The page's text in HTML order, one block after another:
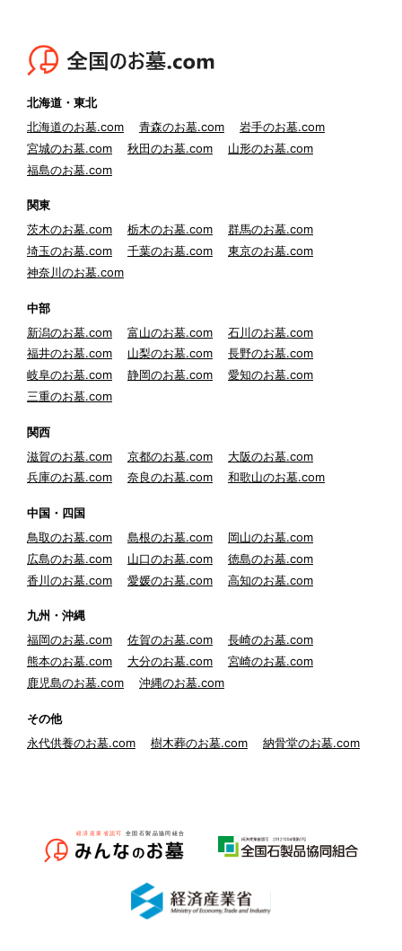
北海道・東北
北海道のお墓.com
青森のお墓.com
岩手のお墓.com
宮城のお墓.com
秋田のお墓.com
山形のお墓.com
福島のお墓.com
関東
茨木のお墓.com
栃木のお墓.com
群馬のお墓.com
埼玉のお墓.com
千葉のお墓.com
東京のお墓.com
神奈川のお墓.com
中部
新潟のお墓.com
富山のお墓.com
石川のお墓.com
福井のお墓.com
山梨のお墓.com
長野のお墓.com
岐阜のお墓.com
静岡のお墓.com
愛知のお墓.com
三重のお墓.com
関西
滋賀のお墓.com
京都のお墓.com
大阪のお墓.com
兵庫のお墓.com
奈良のお墓.com 和歌山のお墓.com
中国・四国
鳥取のお墓.com
島根のお墓.com
岡山のお墓.com
広島のお墓.com
山口のお墓.com
徳島のお墓.com
香川のお墓.com
愛媛のお墓.com 高知のお墓.com
九州・沖縄
福岡のお墓.com
佐賀のお墓.com
長崎のお墓.com
熊本のお墓.com
大分のお墓.com
宮崎のお墓.com
鹿児島のお墓.com
沖縄のお墓.com
その他
永代供養のお墓.com
樹木葬のお墓.com 納骨堂のお墓.com